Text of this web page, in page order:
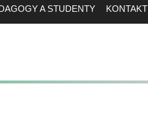
A STUDENTY KONTAKT